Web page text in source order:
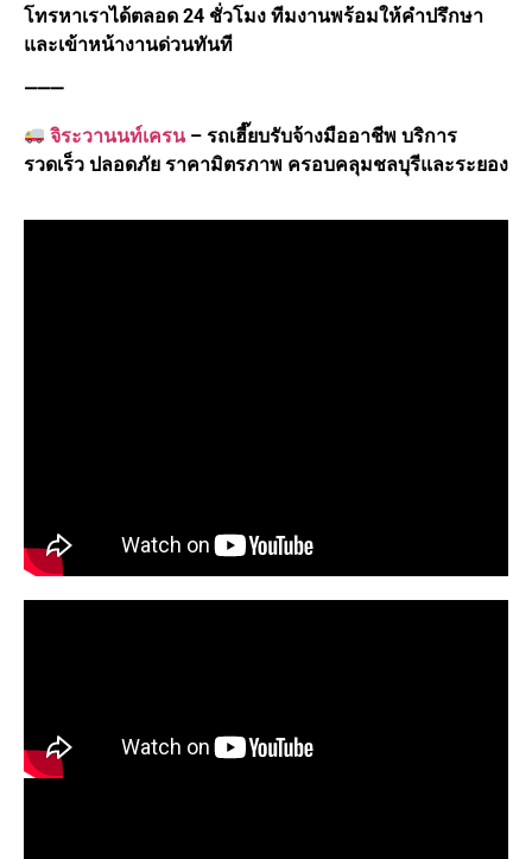
โทรหาเราได้ตลอด 24 ชั่วโมง ทีมงานพร้อมให้คำปรึกษา
และเข้าหน้างานด่วนทันที
⸻
จิระวานนท์เครน– รถเฮี๊ยบรับจ้างมืออาชีพ บริการ
รวดเร็ว ปลอดภัย ราคามิตรภาพ ครอบคลุมชลบุรีและระยอง